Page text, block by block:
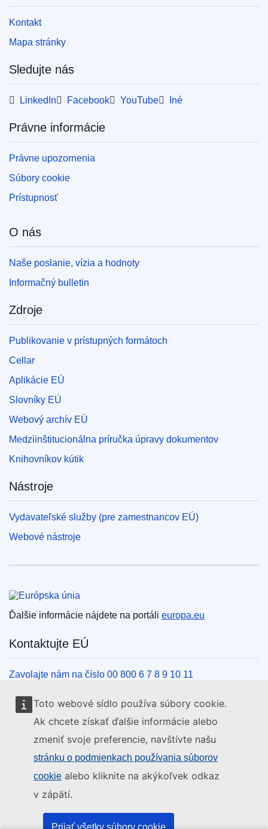
Toto webové sídlo používa súbory cookie.
Ak chcete získať ďalšie informácie alebo
zmeniť svoje preferencie, navštívte našu
stránku o podmienkach používania súborov
cookie alebo kliknite na akýkoľvek odkaz
v zápätí.
Prijať všetky súbory cookie
Kontakt
Mapa stránky
Sledujte nás
LinkedIn Facebook YouTube Iné
Právne informácie
Právne upozornenia
Súbory cookie
Prístupnosť
O nás
Naše poslanie, vízia a hodnoty
Informačný bulletin
Zdroje
Publikovanie v prístupných formátoch
Cellar
Aplikácie EÚ
Slovníky EÚ
Webový archív EÚ
Medziinštitucionálna príručka úpravy dokumentov
Knihovníkov kútik
Nástroje
Vydavateľské služby (pre zamestnancov EÚ)
Webové nástroje
Ďalšie informácie nájdete na portáli europa.eu
Kontaktujte EÚ
Zavolajte nám na číslo 00 800 6 7 8 9 10 11
Iné spôsoby, ako nás kontaktovať telefonicky
Napíšte nám cez kontaktný formulár
Navštívte nás v niektorom z centier EÚ
Kanály EÚ na sociálnych médiách
Inštitúcie a orgány EÚ